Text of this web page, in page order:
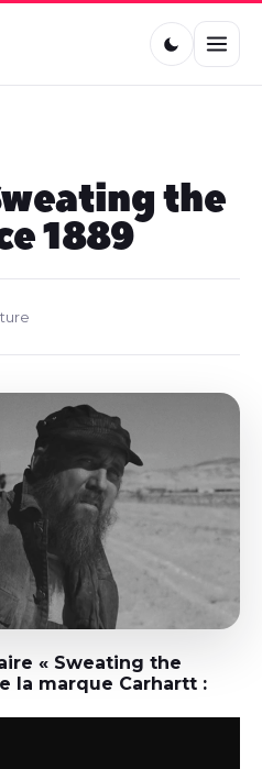
the
1889
« Sweating the
la marque Carhartt :